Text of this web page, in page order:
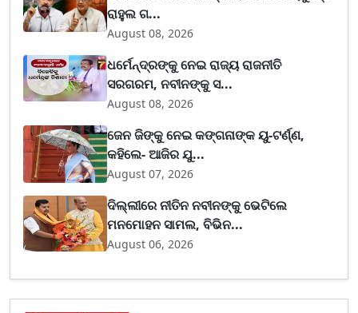
ରାହୁଲ ଗ...
August 08, 2026
ଧର୍ମେନ୍ଦ୍ରଙ୍କୁ ନେଇ ରାଜ୍ୟ ରାଜନୀତି
ସରଗରମ, ନବୀନଙ୍କୁ ସ...
August 08, 2026
ଜେନ ଜିଙ୍କୁ ନେଇ କଙ୍ଗନାଙ୍କ ୟୁ-ଟର୍ଣ୍ଣ,
କହିଲେ- ଆଜିର ଯୁ...
August 07, 2026
ଦିଲ୍ଲୀରେ ନୀତିନ ନବୀନଙ୍କୁ ଭେଟିଲେ
ମନମୋହନ ସାମଲ, ବିଭିନ...
August 06, 2026